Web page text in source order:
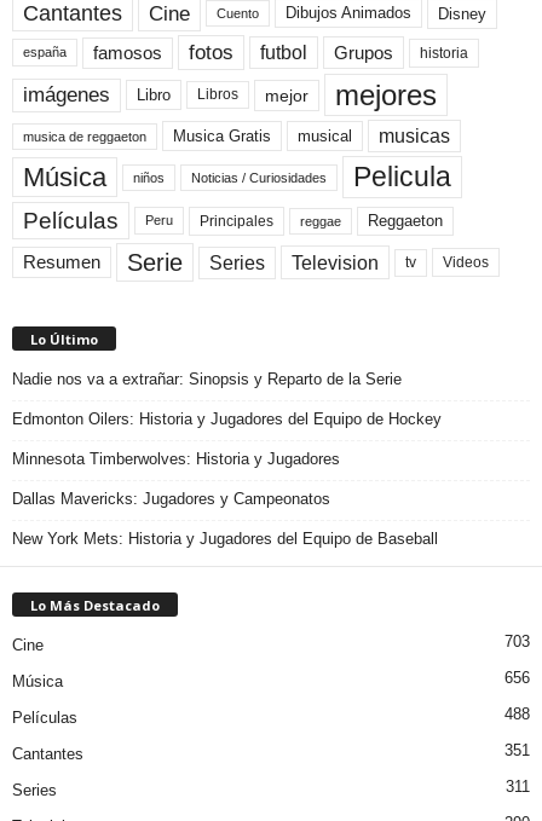
Cantantes Cine Cuento Dibujos Animados Disney
españa famosos fotos futbol Grupos historia
imágenes Libro Libros mejor mejores
musica de reggaeton Musica Gratis musical musicas
Música niños Noticias / Curiosidades Pelicula
Películas Peru Principales reggae Reggaeton
Resumen Serie Series Television tv Videos
Lo Último
Nadie nos va a extrañar: Sinopsis y Reparto de la Serie
Edmonton Oilers: Historia y Jugadores del Equipo de Hockey
Minnesota Timberwolves: Historia y Jugadores
Dallas Mavericks: Jugadores y Campeonatos
New York Mets: Historia y Jugadores del Equipo de Baseball
Lo Más Destacado
Cine 703
Música 656
Películas 488
Cantantes 351
Series 311